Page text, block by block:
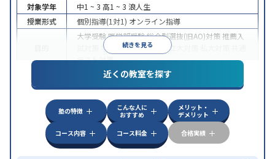
続きを見る
対象学年 中1 ~ 3 高1 ~ 3 浪人生
授業形式
個別指導(1対1) オンライン指導
大学受験医学部受験総合型選抜(旧AO)対策推薦入
学校別特化対策 国公立大対策
テスト対策
特徴
中高一貫校生に対応授業の振替可能
オンライン対応1科目から受講可能季節講習の
みの受講可
自習室あり
近くの教室を探す
塾の特徴
こんな人に
おすすめ
メリット・
デメリット
コース内容
コース料金 合格実績